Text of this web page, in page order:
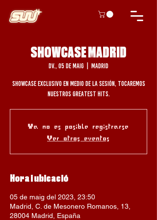
SHOWCASE MADRID
dv., 05 de maig Madrid
Showcase exclusivo en medio de la sesión, tocaremos
nuestros greatest hits.
Ya no es posible registrarse
Ver otros eventos
Hora i ubicació
05 de maig del 2023, 23:50
Madrid, C. de Mesonero Romanos, 13,
28004 Madrid, España